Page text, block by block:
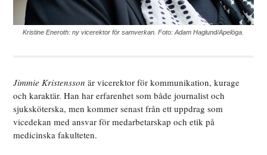
Kristine Eneroth: ny vicerektor för samverkan. Foto: Adam Haglund/Apelöga.
Jimmie Kristensson är vicerektor för kommunikation, kurage
och karaktär. Han har erfarenhet som både journalist och
sjuksköterska, men kommer senast från ett uppdrag som
vicedekan med ansvar för medarbetarskap och etik på
medicinska fakulteten.